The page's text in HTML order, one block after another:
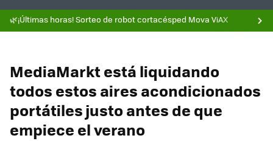
🌿¡Últimas horas! Sorteo de robot cortacésped Mova ViAX
MediaMarkt está liquidando
todos estos aires acondicionados
portátiles justo antes de que
empiece el verano